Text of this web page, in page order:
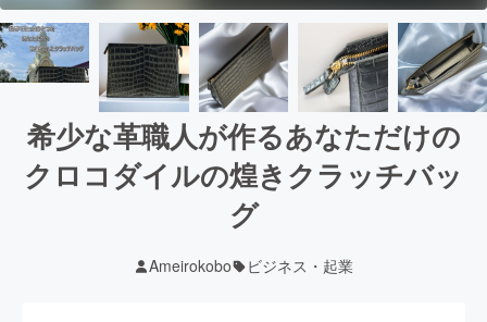
希少な革職人が作るあなただけの
クロコダイルの煌きクラッチバッ
グ
Ameirokobo ビジネス・起業